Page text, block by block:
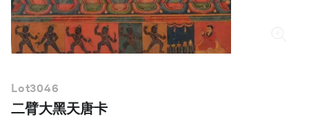
Lot3046
二臂大黑天唐卡